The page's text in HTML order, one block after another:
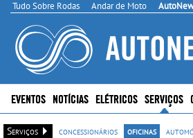
Tudo Sobre Rodas Andar de Moto
EVENTOS NOTÍCIAS ELÉTRICOS SERVIÇOS
Serviços concessionários oficinas